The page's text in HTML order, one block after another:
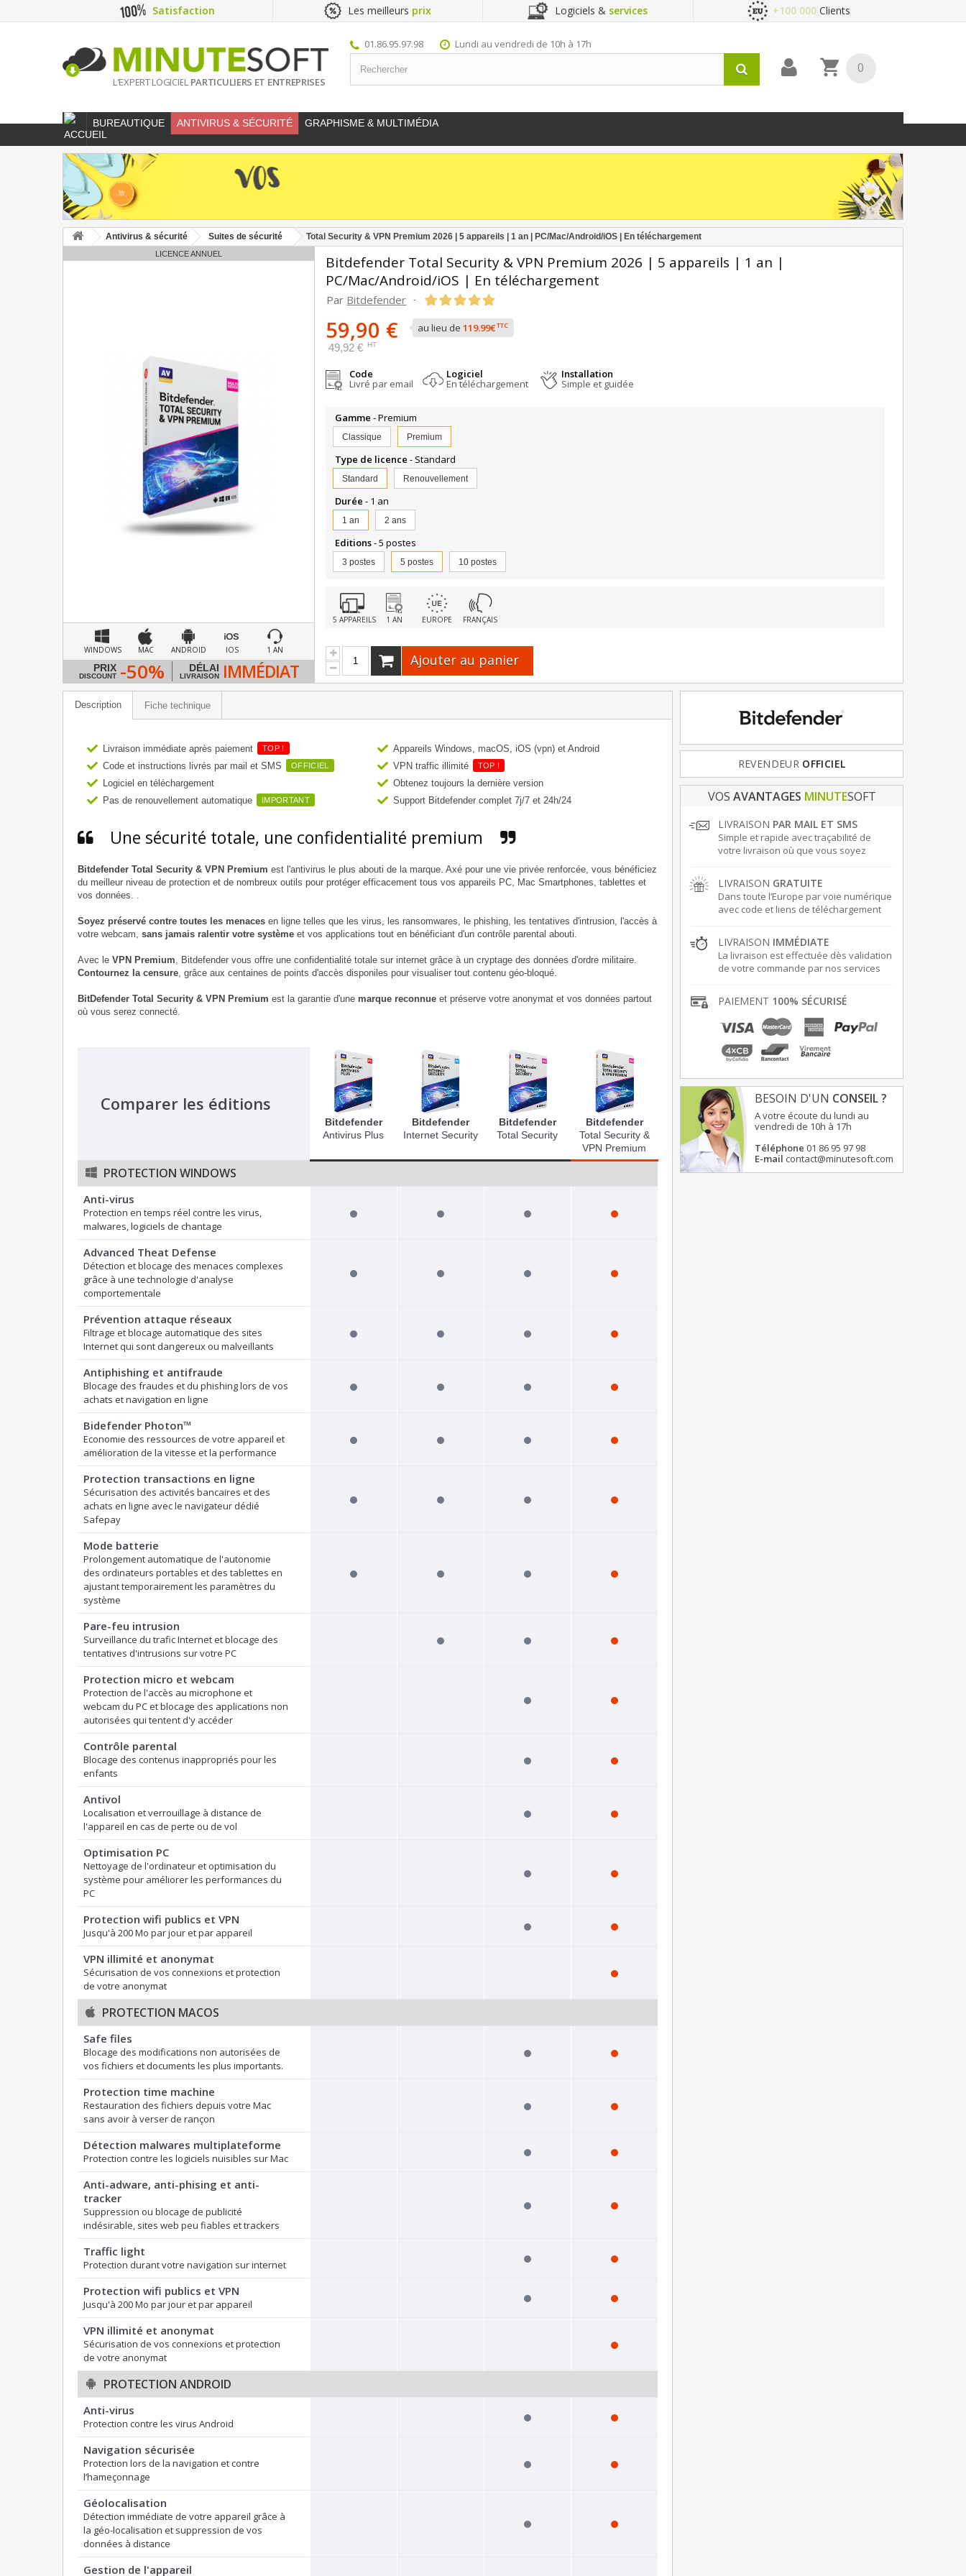
Satisfaction Les meilleurs prix Logiciels & services +100 000Clients
L'EXPERT LOGICIEL PARTICULIERS ET ENTREPRISES
01.86.95.97.98 Lundi au vendredi de 10h à 17h
0
BUREAUTIQUE ANTIVIRUS & SÉCURITÉ GRAPHISME & MULTIMÉDIA
Antivirus & sécurité Suites de sécurité Total Security & VPN Premium 2026 | 5 appareils | 1 an | PC/Mac/Android/iOS | En téléchargement
LICENCE ANNUEL
WINDOWS MAC ANDROID IOS 1 AN
PRIX
DISCOUNT -50% DÉLAI
LIVRAISON IMMÉDIAT
Bitdefender Total Security & VPN Premium 2026 | 5 appareils | 1 an |
PC/Mac/Android/iOS | En téléchargement
Par Bitdefender -
59,90 € au lieu de119.99€TTC
49,92 € HT
Code
Livré par email
Logiciel
En téléchargement
Installation
Simple et guidée
Gamme- Premium
Classique Premium
Type de licence- Standard
Standard Renouvellement
Durée- 1 an
1 an 2 ans
Editions- 5 postes
3 postes 5 postes 10 postes
5 APPAREILS 1 AN EUROPE FRANÇAIS
Ajouter au panier
Description Fiche technique
Livraison immédiate après paiement TOP !
Code et instructions livrés par mail et SMS OFFICIEL
Logiciel en téléchargement
Pas de renouvellement automatique
IMPORTANT
Appareils Windows, macOS, iOS (vpn) et Android
VPN traffic illimité
TOP !
Obtenez toujours la dernière version
Support Bitdefender complet 7j/7 et 24h/24
Une sécurité totale, une confidentialité premium
Bitdefender Total Security & VPN Premium est l'antivirus le plus abouti de la marque. Axé pour une vie privée renforcée, vous bénéficiez
du meilleur niveau de protection et de nombreux outils pour protéger efficacement tous vos appareils PC, Mac Smartphones, tablettes et
vos données. .
Soyez préservé contre toutes les menaces en ligne telles que les virus, les ransomwares, le phishing, les tentatives d'intrusion, l'accès à
votre webcam, sans jamais ralentir votre système et vos applications tout en bénéficiant d'un contrôle parental abouti.
Avec le VPN Premium, Bitdefender vous offre une confidentialité totale sur internet grâce à un cryptage des données d'ordre militaire.
Contournez la censure, grâce aux centaines de points d'accès disponiles pour visualiser tout contenu géo-bloqué.
BitDefender Total Security & VPN Premium est la garantie d'une marque reconnue et préserve votre anonymat et vos données partout
où vous serez connecté.
Comparer les éditions
Bitdefender
Antivirus Plus
Bitdefender
Internet Security
Bitdefender
Total Security
Bitdefender
Total Security &
VPN Premium
PROTECTION WINDOWS
Anti-virus
Protection en temps réel contre les virus,
malwares, logiciels de chantage
Advanced Theat Defense
Détection et blocage des menaces complexes
grâce à une technologie d'analyse
comportementale
Prévention attaque réseaux
Filtrage et blocage automatique des sites
Internet qui sont dangereux ou malveillants
Antiphishing et antifraude
Blocage des fraudes et du phishing lors de vos
achats et navigation en ligne
Bidefender Photon™
Economie des ressources de votre appareil et
amélioration de la vitesse et la performance
Protection transactions en ligne
Sécurisation des activités bancaires et des
achats en ligne avec le navigateur dédié
Safepay
Mode batterie
Prolongement automatique de l'autonomie
des ordinateurs portables et des tablettes en
ajustant temporairement les paramètres du
système
Pare-feu intrusion
Surveillance du trafic Internet et blocage des
tentatives d'intrusions sur votre PC
Protection micro et webcam
Protection de l'accès au microphone et
webcam du PC et blocage des applications non
autorisées qui tentent d'y accéder
Contrôle parental
Blocage des contenus inappropriés pour les
enfants
Antivol
Localisation et verrouillage à distance de
l'appareil en cas de perte ou de vol
Optimisation PC
Nettoyage de l'ordinateur et optimisation du
système pour améliorer les performances du
PC
Protection wifi publics et VPN
Jusqu'à 200 Mo par jour et par appareil
VPN illimité et anonymat
Sécurisation de vos connexions et protection
de votre anonymat
PROTECTION MACOS
Safe files
Blocage des modifications non autorisées de
vos fichiers et documents les plus importants.
Protection time machine
Restauration des fichiers depuis votre Mac
sans avoir à verser de rançon
Détection malwares multiplateforme
Protection contre les logiciels nuisibles sur Mac
Anti-adware, anti-phising et anti-
tracker
Suppression ou blocage de publicité
indésirable, sites web peu fiables et trackers
Traffic light
Protection durant votre navigation sur internet
Protection wifi publics et VPN
Jusqu'à 200 Mo par jour et par appareil
VPN illimité et anonymat
Sécurisation de vos connexions et protection
de votre anonymat
PROTECTION ANDROID
Anti-virus
Protection contre les virus Android
Navigation sécurisée
Protection lors de la navigation et contre
l’hameçonnage
Géolocalisation
Détection immédiate de votre appareil grâce à
la géo-localisation et suppression de vos
données à distance
Gestion de l'appareil
FRANCE & EUROPE
VOS AVANTAGES MINUTESOFT
LIVRAISON PAR MAIL ET SMS
Simple et rapide avec traçabilité de
votre livraison où que vous soyez
LIVRAISON GRATUITE
Dans toute l’Europe par voie numérique
avec code et liens de téléchargement
LIVRAISON IMMÉDIATE
La livraison est effectuée dès validation
de votre commande par nos services
PAIEMENT 100% SÉCURISÉ
BESOIN D'UN CONSEIL ?
A votre écoute du lundi au
vendredi de 10h à 17h
Téléphone 01 86 95 97 98
E-mail contact@minutesoft.com